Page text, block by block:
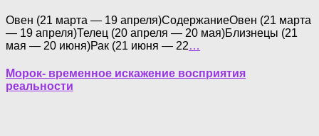
Овен (21 марта — 19 апреля)СодержаниеОвен (21 марта
— 19 апреля)Телец (20 апреля — 20 мая)Близнецы (21
мая — 20 июня)Рак (21 июня — 22…
Морок- временное искажение восприятия
реальности